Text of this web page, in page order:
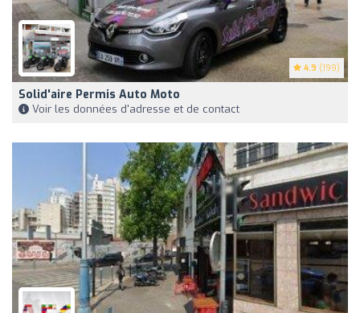
4.9 (199)
Solid'aire Permis Auto Moto
Voir les données d'adresse et de contact